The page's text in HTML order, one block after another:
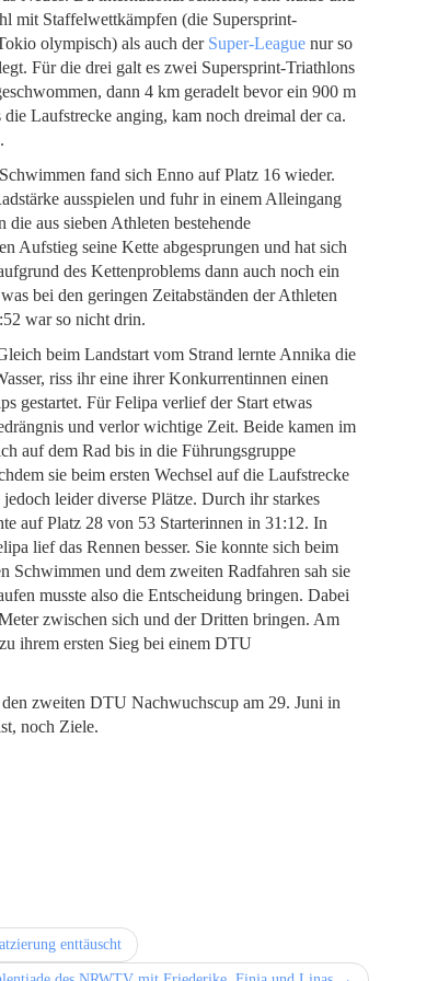
mit Staffelwettkämpfen (die Supersprint-
olympisch) als auch der Super-League nur so
Für die drei galt es zwei Supersprint-Triathlons
dann 4 km geradelt bevor ein 900 m
Laufstrecke anging, kam noch dreimal der ca.
fand sich Enno auf Platz 16 wieder.
ausspielen und fuhr in einem Alleingang
aus sieben Athleten bestehende
Aufstieg seine Kette abgesprungen und hat sich
des Kettenproblems dann auch noch ein
bei den geringen Zeitabständen der Athleten
war so nicht drin.
beim Landstart vom Strand lernte Annika die
riss ihr eine ihrer Konkurrentinnen einen
gestartet. Für Felipa verlief der Start etwas
und verlor wichtige Zeit. Beide kamen im
auf dem Rad bis in die Führungsgruppe
sie beim ersten Wechsel auf die Laufstrecke
leider diverse Plätze. Durch ihr starkes
auf Platz 28 von 53 Starterinnen in 31:12. In
lief das Rennen besser. Sie konnte sich beim
Schwimmen und dem zweiten Radfahren sah sie
musste also die Entscheidung bringen. Dabei
zwischen sich und der Dritten bringen. Am
ihrem ersten Sieg bei einem DTU
zweiten DTU Nachwuchscup am 29. Juni in
noch Ziele.
enttäuscht